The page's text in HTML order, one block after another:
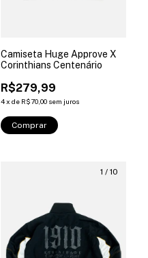
Camiseta Huge Approve X
Corinthians Centenário
R$279,99
4x de R$70,00 sem juros
Comprar
1 / 10